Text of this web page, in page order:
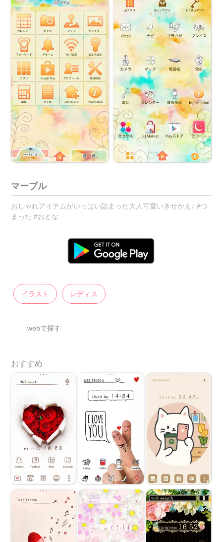
マーブル
おしゃれアイテムがいっぱい詰まった大人可愛いきせかえ♪ #つ
まった #おとな
イラスト レディス
webで探す
おすすめ